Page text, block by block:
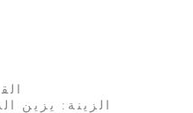
* الزينة: يزين